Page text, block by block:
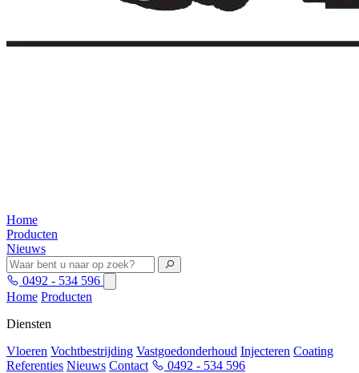
Home
Producten
Nieuws
0492 - 534 596
Home Producten
Diensten
Vloeren Vochtbestrijding Vastgoedonderhoud Injecteren Coating
Referenties Nieuws Contact 0492 - 534 596